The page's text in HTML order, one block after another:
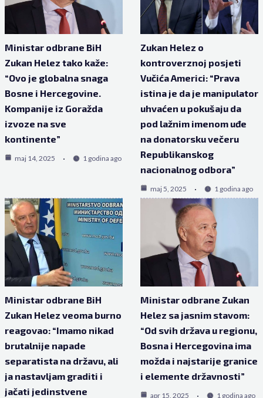
Ministar odbrane BiH
Zukan Helez tako kaže:
“Ovo je globalna snaga
Bosne i Hercegovine.
Kompanije iz Goražda
izvoze na sve
kontinente”
maj 14, 2025 1 godina ago
Zukan Helez o
kontroverznoj posjeti
Vučića Americi: “Prava
istina je da je manipulator
uhvaćen u pokušaju da
pod lažnim imenom uđe
na donatorsku večeru
Republikanskog
nacionalnog odbora”
maj 5, 2025 1 godina ago
Ministar odbrane BiH
Zukan Helez veoma burno
reagovao: “Imamo nikad
brutalnije napade
separatista na državu, ali
ja nastavljam graditi i
jačati jedinstvene
Ministar odbrane Zukan
Helez sa jasnim stavom:
“Od svih država u regionu,
Bosna i Hercegovina ima
možda i najstarije granice
i elemente državnosti”
apr 15, 2025 1 godina ago